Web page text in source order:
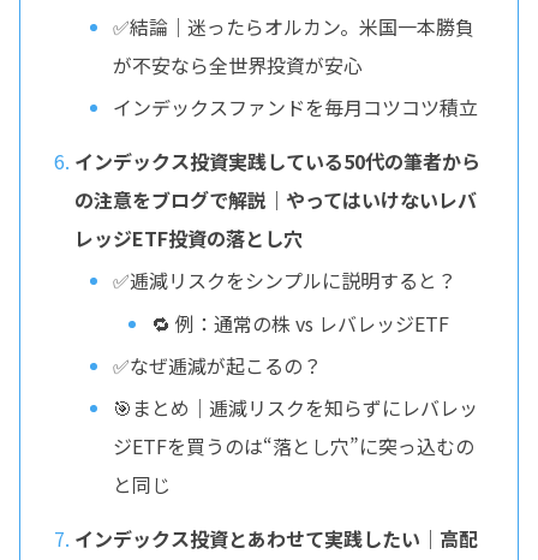
✅結論｜迷ったらオルカン。米国一本勝負
が不安なら全世界投資が安心
インデックスファンドを毎月コツコツ積立
インデックス投資実践している50代の筆者から
の注意をブログで解説｜やってはいけないレバ
レッジETF投資の落とし穴
✅逓減リスクをシンプルに説明すると？
🔁 例：通常の株 vs レバレッジETF
✅なぜ逓減が起こるの？
🎯まとめ｜逓減リスクを知らずにレバレッ
ジETFを買うのは“落とし穴”に突っ込むの
と同じ
インデックス投資とあわせて実践したい｜高配